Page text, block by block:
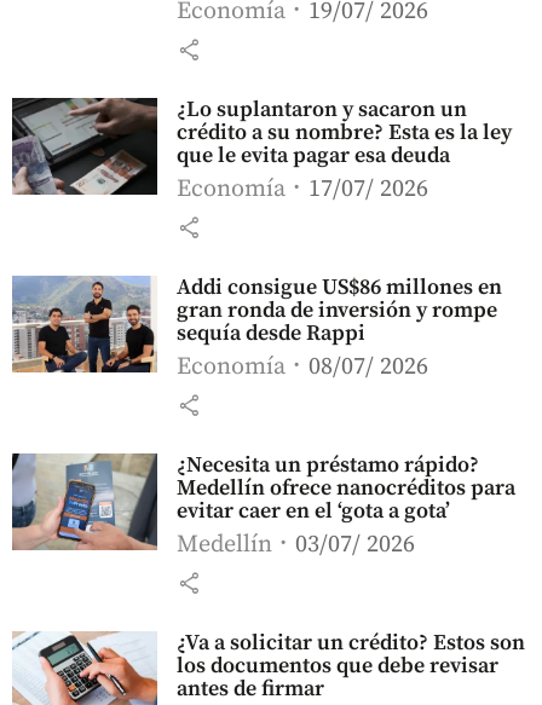
Economía 19/07/ 2026
share
¿Lo suplantaron y sacaron un
crédito a su nombre? Esta es la ley
que le evita pagar esa deuda
Economía 17/07/ 2026
share
Addi consigue US$86 millones en
gran ronda de inversión y rompe
sequía desde Rappi
Economía 08/07/ 2026
share
¿Necesita un préstamo rápido?
Medellín ofrece nanocréditos para
evitar caer en el ‘gota a gota’
Medellín 03/07/ 2026
share
¿Va a solicitar un crédito? Estos son
los documentos que debe revisar
antes de firmar